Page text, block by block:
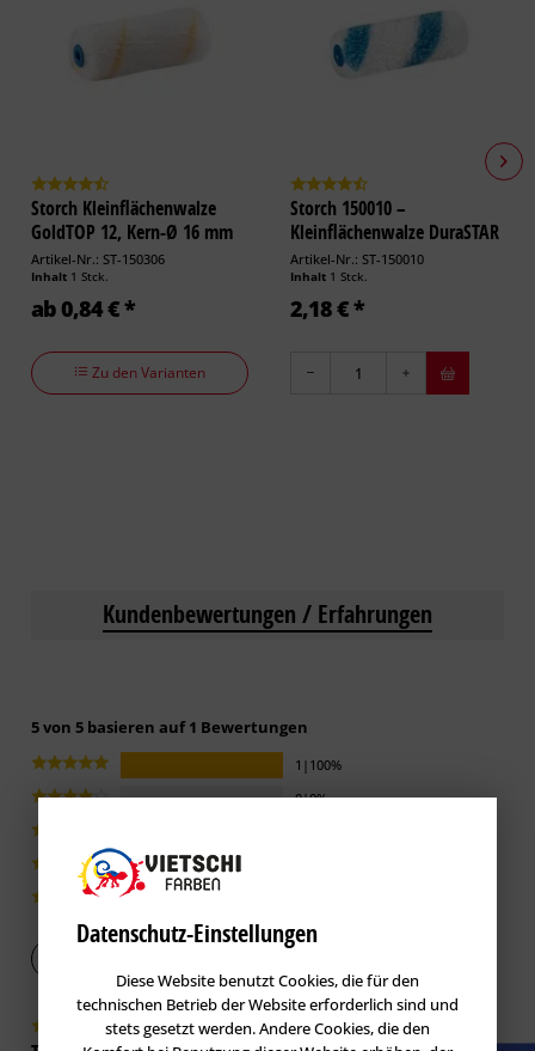
Storch Kleinflächenwalze
GoldTOP 12, Kern-Ø 16 mm
Artikel-Nr.: ST-150306
Inhalt 1 Stck.
ab 0,84 € *
Zu den Varianten
Storch 150010 –
Kleinflächenwalze DuraSTAR
12,...
Artikel-Nr.: ST-150010
Inhalt 1 Stck.
2,18 € *
Kundenbewertungen / Erfahrungen
5 von 5 basieren auf 1 Bewertungen
1|100%
0|0%
Datenschutz-Einstellungen
Diese Website benutzt Cookies, die für den
technischen Betrieb der Website erforderlich sind und
stets gesetzt werden. Andere Cookies, die den